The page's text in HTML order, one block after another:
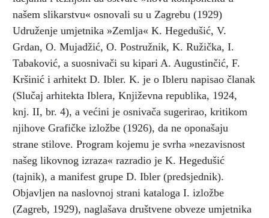
našem slikarstvu« osnovali su u Zagrebu (1929)
Udruženje umjetnika »Zemlja« K. Hegedušić, V.
Grdan, O. Mujadžić, O. Postružnik, K. Ružička, I.
Tabaković, a suosnivači su kipari A. Augustinčić, F.
Kršinić i arhitekt D. Ibler. K. je o Ibleru napisao članak
(Slučaj arhitekta Iblera, Književna republika, 1924,
knj. II, br. 4), a većini je osnivača sugerirao, kritikom
njihove Grafičke izložbe (1926), da ne oponašaju
strane stilove. Program kojemu je svrha »nezavisnost
našeg likovnog izraza« razradio je K. Hegedušić
(tajnik), a manifest grupe D. Ibler (predsjednik).
Objavljen na naslovnoj strani kataloga I. izložbe
(Zagreb, 1929), naglašava društvene obveze umjetnika